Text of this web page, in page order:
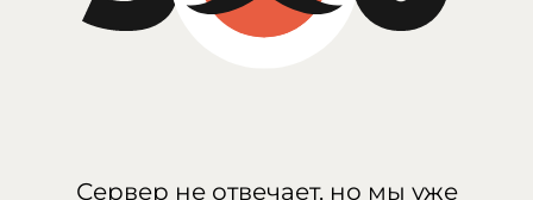
Сервер не отвечает, но мы уже